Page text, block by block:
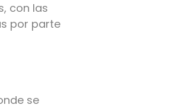
con las
por parte
se